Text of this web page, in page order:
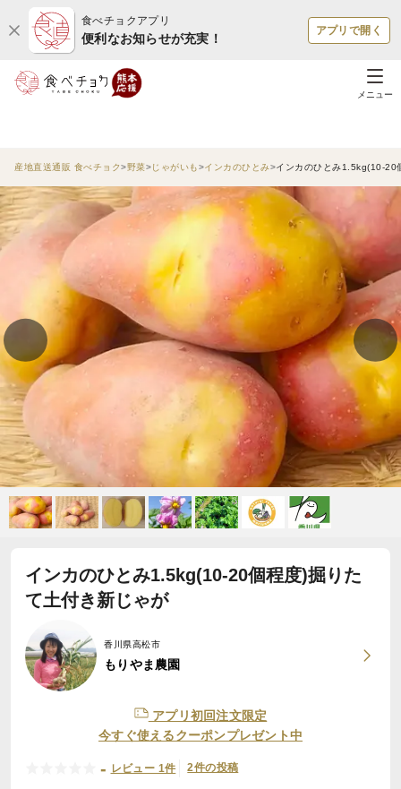
食べチョクアプリ
便利なお知らせが充実！
アプリで開く
メニュー
産地直送通販 食べチョク 野菜 じゃがいも インカのひとみ インカのひとみ1.5kg(10-20
インカのひとみ1.5kg(10-20個程度)掘りた
て土付き新じゃが
香川県高松市
もりやま農園
アプリ初回注文限定
今すぐ使えるクーポンプレゼント中
- レビュー 1件 2件の投稿